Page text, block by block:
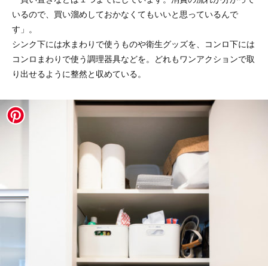
いるので、買い溜めしておかなくてもいいと思っているんで
す」。
シンク下には水まわりで使うものや衛生グッズを、コンロ下には
コンロまわりで使う調理器具などを。どれもワンアクションで取
り出せるように整然と収めている。